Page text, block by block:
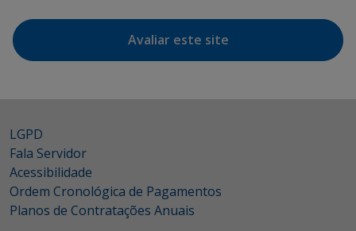
Avaliar este site
LGPD
Fala Servidor
Acessibilidade
Ordem Cronológica de Pagamentos
Planos de Contratações Anuais